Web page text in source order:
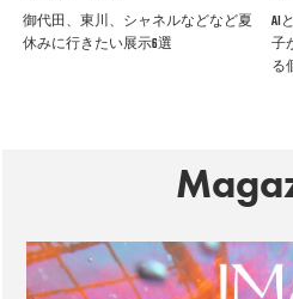
御代田、東川、シャネルなどなど夏
休みに行きたい展示6選
AI
子
る